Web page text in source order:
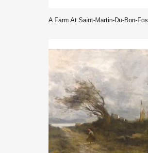
A Farm At Saint-Martin-Du-Bon-Fosse, Near Saint-Lo (1833) - Corot